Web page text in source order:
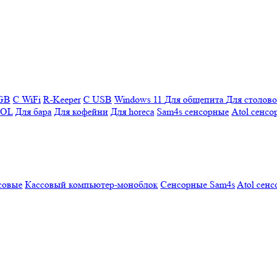
С WiFi R-Keeper С USB Windows 11 Для общепита Для
Для бара Для кофейни Для horeca Sam4s сенсорные Atol
Кассовый компьютер-моноблок Сенсорные Sam4sAtol